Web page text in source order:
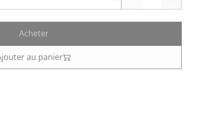
Acheter
au panier